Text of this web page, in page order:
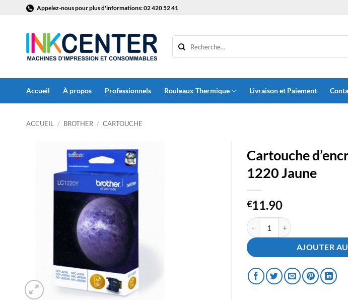
contenu
Appelez-nous pour plus d'informations: 02 420 52 41
Accueil À propos Professionnels Rouleaux Thermique Livraison et Paiement
ACCUEIL / BROTHER / CARTOUCHE
Cartouche
1220 Jaune
€11.90
quantité de Cartouche d'encre
AJOUTER